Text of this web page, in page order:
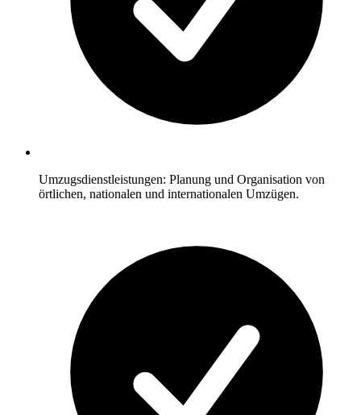
Umzugsdienstleistungen: Planung und Organisation von
örtlichen, nationalen und internationalen Umzügen.